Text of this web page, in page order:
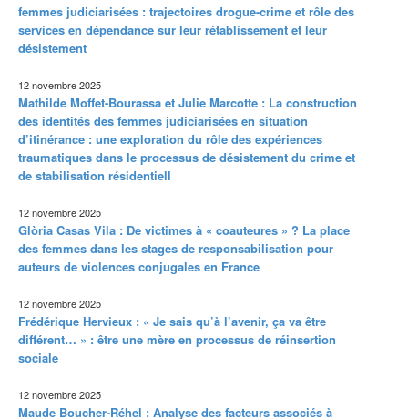
femmes judiciarisées : trajectoires drogue-crime et rôle des
services en dépendance sur leur rétablissement et leur
désistement
12 novembre 2025
Mathilde Moffet-Bourassa et Julie Marcotte : La construction
des identités des femmes judiciarisées en situation
d’itinérance : une exploration du rôle des expériences
traumatiques dans le processus de désistement du crime et
de stabilisation résidentiell
12 novembre 2025
Glòria Casas Vila : De victimes à « coauteures » ? La place
des femmes dans les stages de responsabilisation pour
auteurs de violences conjugales en France
12 novembre 2025
Frédérique Hervieux : « Je sais qu’à l’avenir, ça va être
différent… » : être une mère en processus de réinsertion
sociale
12 novembre 2025
Maude Boucher-Réhel : Analyse des facteurs associés à